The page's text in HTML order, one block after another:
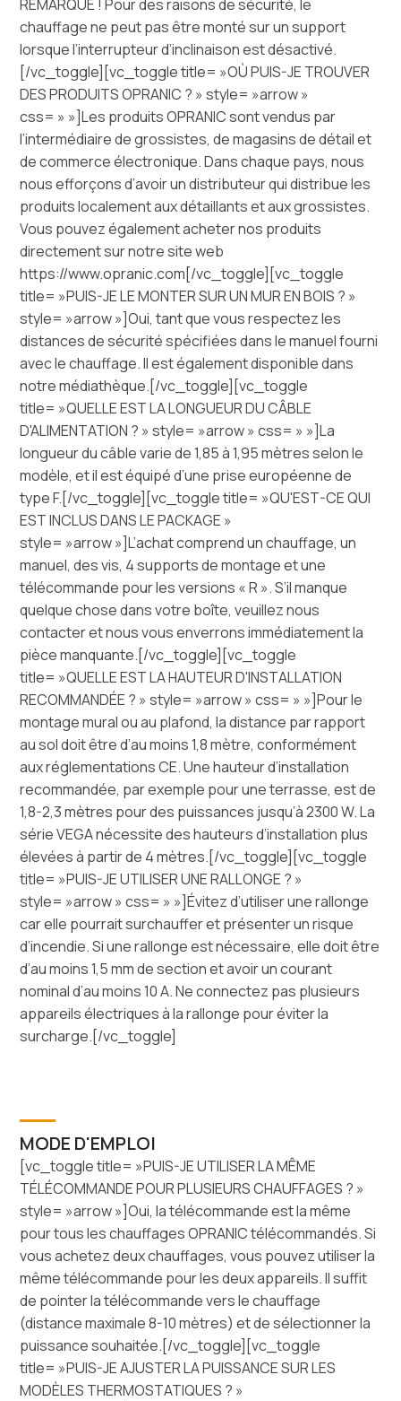
REMARQUE ! Pour des raisons de sécurité, le
chauffage ne peut pas être monté sur un support
lorsque l’interrupteur d’inclinaison est désactivé.
[/vc_toggle][vc_toggle title= »OÙ PUIS-JE TROUVER
DES PRODUITS OPRANIC ? » style= »arrow »
css= » »]Les produits OPRANIC sont vendus par
l’intermédiaire de grossistes, de magasins de détail et
de commerce électronique. Dans chaque pays, nous
nous efforçons d’avoir un distributeur qui distribue les
produits localement aux détaillants et aux grossistes.
Vous pouvez également acheter nos produits
directement sur notre site web
https://www.opranic.com[/vc_toggle][vc_toggle
title= »PUIS-JE LE MONTER SUR UN MUR EN BOIS ? »
style= »arrow »]Oui, tant que vous respectez les
distances de sécurité spécifiées dans le manuel fourni
avec le chauffage. Il est également disponible dans
notre médiathèque.[/vc_toggle][vc_toggle
title= »QUELLE EST LA LONGUEUR DU CÂBLE
D'ALIMENTATION ? » style= »arrow » css= » »]La
longueur du câble varie de 1,85 à 1,95 mètres selon le
modèle, et il est équipé d’une prise européenne de
type F.[/vc_toggle][vc_toggle title= »QU'EST-CE QUI
EST INCLUS DANS LE PACKAGE »
style= »arrow »]L’achat comprend un chauffage, un
manuel, des vis, 4 supports de montage et une
télécommande pour les versions « R ». S’il manque
quelque chose dans votre boîte, veuillez nous
contacter et nous vous enverrons immédiatement la
pièce manquante.[/vc_toggle][vc_toggle
title= »QUELLE EST LA HAUTEUR D'INSTALLATION
RECOMMANDÉE ? » style= »arrow » css= » »]Pour le
montage mural ou au plafond, la distance par rapport
au sol doit être d’au moins 1,8 mètre, conformément
aux réglementations CE. Une hauteur d’installation
recommandée, par exemple pour une terrasse, est de
1,8-2,3 mètres pour des puissances jusqu’à 2300 W. La
série VEGA nécessite des hauteurs d’installation plus
élevées à partir de 4 mètres.[/vc_toggle][vc_toggle
title= »PUIS-JE UTILISER UNE RALLONGE ? »
style= »arrow » css= » »]Évitez d’utiliser une rallonge
car elle pourrait surchauffer et présenter un risque
d’incendie. Si une rallonge est nécessaire, elle doit être
d’au moins 1,5 mm de section et avoir un courant
nominal d’au moins 10 A. Ne connectez pas plusieurs
appareils électriques à la rallonge pour éviter la
surcharge.[/vc_toggle]
MODE D'EMPLOI
[vc_toggle title= »PUIS-JE UTILISER LA MÊME
TÉLÉCOMMANDE POUR PLUSIEURS CHAUFFAGES ? »
style= »arrow »]Oui, la télécommande est la même
pour tous les chauffages OPRANIC télécommandés. Si
vous achetez deux chauffages, vous pouvez utiliser la
même télécommande pour les deux appareils. Il suffit
de pointer la télécommande vers le chauffage
(distance maximale 8-10 mètres) et de sélectionner la
puissance souhaitée.[/vc_toggle][vc_toggle
title= »PUIS-JE AJUSTER LA PUISSANCE SUR LES
MODÈLES THERMOSTATIQUES ? »